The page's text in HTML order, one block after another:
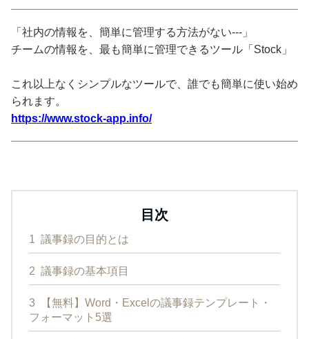
「社内の情報を、簡単に管理する方法がない---」
チームの情報を、最も簡単に管理できるツール「Stock」
これ以上なくシンプルなツールで、誰でも簡単に使い始め
られます。
https://www.stock-app.info/
目次
1 議事録の目的とは
2 議事録の基本項目
3
【無料】Word・Excelの議事録テンプレート・
フォーマット5選